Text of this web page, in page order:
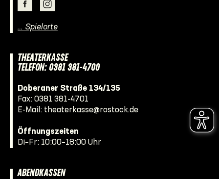
… Spielorte
THEATERKASSE
TELEFON: 0381 381-4700
Doberaner Straße 134/135
Fax: 0381 381-4701
E-Mail: theaterkasse@rostock.de
Öffnungszeiten
Di–Fr: 10:00–18:00 Uhr
ABENDKASSEN